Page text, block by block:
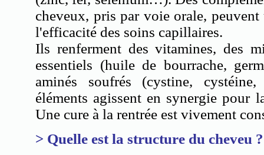
cheveux, pris par voie orale,
l'efficacité des soins capillaires.
Ils renferment des vitamines, des
essentiels (huile de bourrache,
aminés soufrés (cystine,
éléments agissent en synergie pour
Une cure à la rentrée est vivement
> Quelle est la structure du cheveu ?